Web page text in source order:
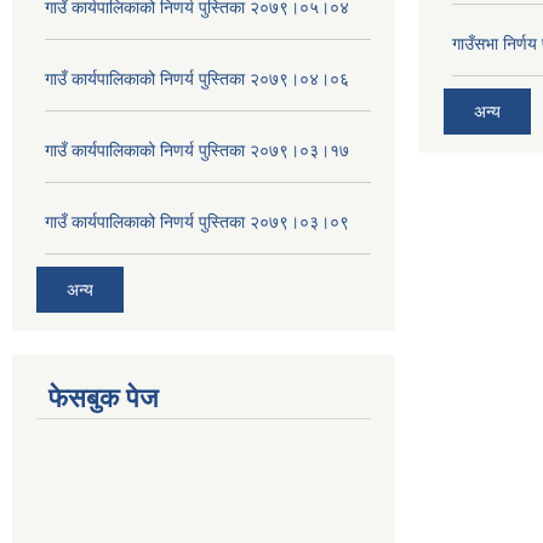
गाउँ कार्यपालिकाको निणर्य पुस्तिका २०७९।०५।०४
गाउँ कार्यपालिकाको निणर्य पुस्तिका २०७९।०४।०६
गाउँ कार्यपालिकाको निणर्य पुस्तिका २०७९।०३।१७
गाउँ कार्यपालिकाको निणर्य पुस्तिका २०७९।०३।०९
अन्य
गाउँसभा
अन्य
फेसबुक पेज